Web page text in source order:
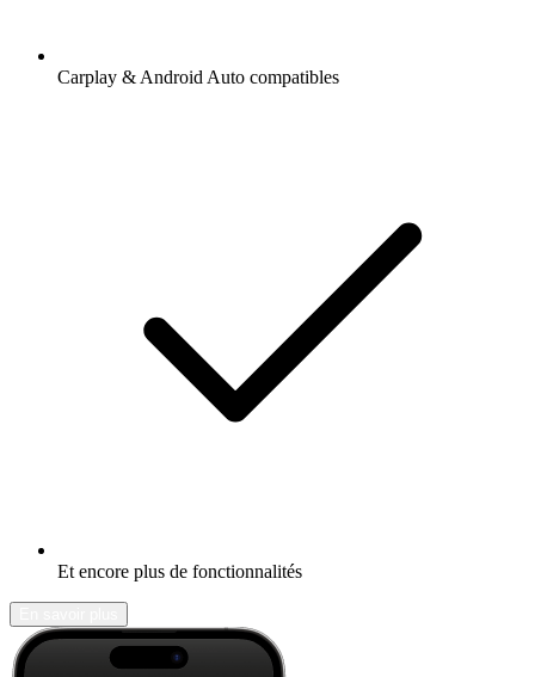
Carplay & Android Auto compatibles
Et encore plus de fonctionnalités